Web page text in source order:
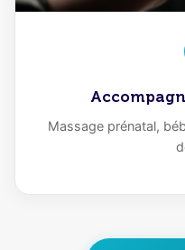
Massage prénatal,